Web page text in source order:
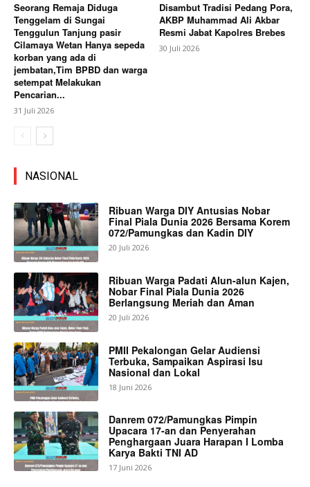
Seorang Remaja Diduga
Tenggelam di Sungai
Tenggulun Tanjung pasir
Cilamaya Wetan Hanya sepeda
korban yang ada di
jembatan,Tim BPBD dan warga
setempat Melakukan
Pencarian...
31 Juli 2026
Disambut Tradisi Pedang Pora,
AKBP Muhammad Ali Akbar
Resmi Jabat Kapolres Brebes
30 Juli 2026
NASIONAL
Ribuan Warga DIY Antusias Nobar
Final Piala Dunia 2026 Bersama Korem
072/Pamungkas dan Kadin DIY
20 Juli 2026
Ribuan Warga Padati Alun-alun Kajen,
Nobar Final Piala Dunia 2026
Berlangsung Meriah dan Aman
20 Juli 2026
PMII Pekalongan Gelar Audiensi
Terbuka, Sampaikan Aspirasi Isu
Nasional dan Lokal
18 Juni 2026
Danrem 072/Pamungkas Pimpin
Upacara 17-an dan Penyerahan
Penghargaan Juara Harapan I Lomba
Karya Bakti TNI AD
17 Juni 2026